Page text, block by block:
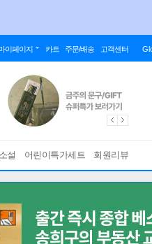
이페이지 카트 주문/배송 고객센터
설 어린이특가세트 회원리뷰